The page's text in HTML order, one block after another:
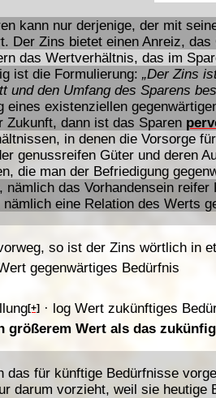
kann nur derjenige, der mit
Der Zins bietet einen Anreiz,
das Wertverhältnis, das im
ist die Formulierung: „Der Zins
den Umfang des Sparens
existenziellen
Zukunft, dann ist das Sparen
in denen die Vorsorge
genussreifen Güter und deren
die man der Befriedigung
das Vorhandensein
eine Relation des Werts
so ist der Zins wörtlich in
gegenwärtiges Bedürfnis
[+] · log Wert zukünftiges
Wert als das
das für künftige Bedürfnisse
darum vorzieht, weil sie heutige